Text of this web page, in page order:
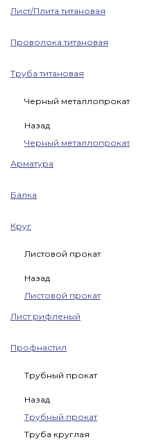
Лист/Плита титановая
Проволока титановая
Труба титановая
Черный металлопрокат
Назад
Черный металлопрокат
Арматура
Балка
Круг
Листовой прокат
Назад
Листовой прокат
Лист рифленый
Профнастил
Трубный прокат
Назад
Трубный прокат
Труба круглая